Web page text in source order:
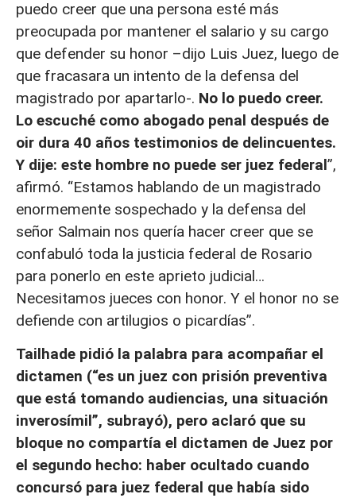
puedo creer que una persona esté más
preocupada por mantener el salario y su cargo
que defender su honor –dijo Luis Juez, luego de
que fracasara un intento de la defensa del
magistrado por apartarlo-. No lo puedo creer.
Lo escuché como abogado penal después de
oir dura 40 años testimonios de delincuentes.
Y dije: este hombre no puede ser juez federal”,
afirmó. “Estamos hablando de un magistrado
enormemente sospechado y la defensa del
señor Salmain nos quería hacer creer que se
confabuló toda la justicia federal de Rosario
para ponerlo en este aprieto judicial…
Necesitamos jueces con honor. Y el honor no se
defiende con artilugios o picardías”.
Tailhade pidió la palabra para acompañar el
dictamen (“es un juez con prisión preventiva
que está tomando audiencias, una situación
inverosímil”, subrayó), pero aclaró que su
bloque no compartía el dictamen de Juez por
el segundo hecho: haber ocultado cuando
concursó para juez federal que había sido